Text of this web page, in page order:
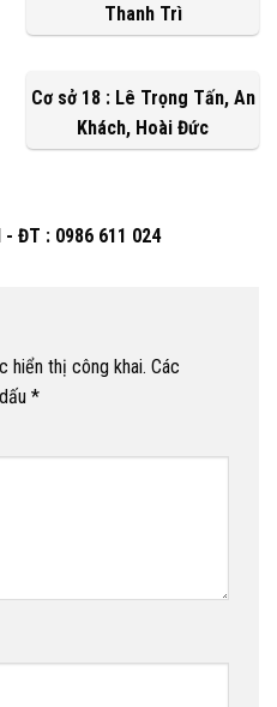
Thanh Trì
Cơ sở 18 : Lê Trọng Tấn, An
Khách, Hoài Đức
ĐT : 0986 611 024
hiển thị công khai. Các
*